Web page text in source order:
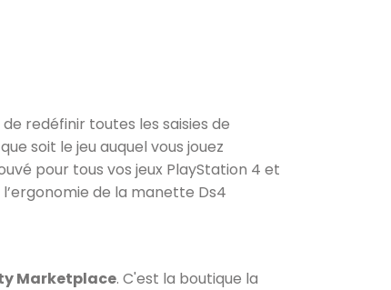
redéfinir toutes les saisies de
soit le jeu auquel vous jouez
pour tous vos jeux PlayStation 4 et
de la manette Ds4
Marketplace. C'est la boutique la